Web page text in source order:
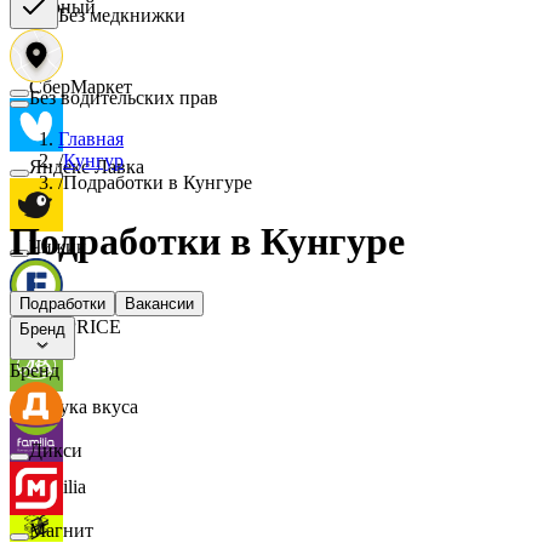
Верный
СберМаркет
Яндекс Лавка
Чижик
FIX PRICE
Азбука вкуса
Familia
Без медкнижки
Без водительских прав
Главная
/Кунгур
/Подработки в Кунгуре
Подработки в Кунгуре
Подработки
Вакансии
Бренд
Бренд
Дикси
Магнит